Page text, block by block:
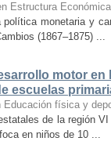
Estructura
monetaria y
(1867–1875) ...
motor
escuelas
Educación física y
de la región
en niños de 10 ...